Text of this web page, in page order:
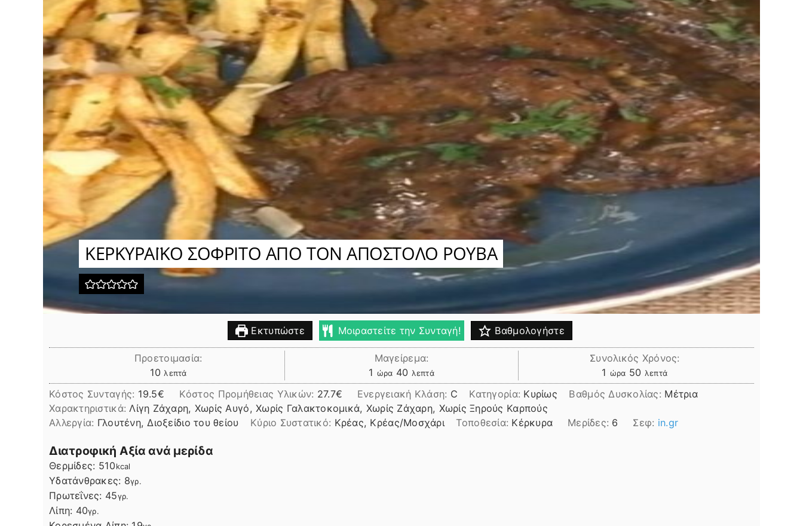
ΚΕΡΚΥΡΑΪΚΟ ΣΟΦΡΙΤΟ ΑΠΟ ΤΟΝ ΑΠΟΣΤΟΛΟ ΡΟΥΒΑ
Εκτυπώστε Μοιραστείτε την Συνταγή! Βαθμολογήστε
Προετοιμασία:
10 λεπτά
λεπτά
Μαγείρεμα:
1 ώρα
ώρα 40 λεπτά
λεπτά
Συνολικός Χρόνος:
1 ώρα
ώρα 50 λεπτά
λεπτά
Κόστος Συνταγής: 19.5€ Kόστος Προμήθειας Υλικών: 27.7 Ενεργειακή Κλάση: C Κατηγορία: Κυρίως Βαθμός Δυσκολίας: Μέτρια
Χαρακτηριστικά: Λίγη Ζάχαρη, Χωρίς Αυγό, Χωρίς Γαλακτοκομικά, Χωρίς Ζάχαρη, Χωρίς Ξηρούς Καρπούς
Αλλεργία: Γλουτένη, Διοξείδιο του θείου Kύριο Συστατικό: Κρέας, Κρέας/Μοσχάρι Τοποθεσία: Κέρκυρα Μερίδες: 6 Σεφ: in.gr
Διατροφική Αξία ανά μερίδα
Θερμίδες: 510kcal
Υδατάνθρακες: 8γρ.
Πρωτεΐνες: 45γρ.
Λίπη
Λίπη: 40γρ.